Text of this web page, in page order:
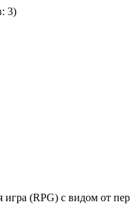
3)
игра (RPG) с видом от